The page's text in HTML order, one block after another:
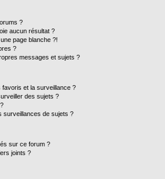
?
aucun résultat ?
page blanche ?!
?
messages et sujets ?
et la surveillance ?
des sujets ?
surveillances de sujets ?
sur ce forum ?
joints ?